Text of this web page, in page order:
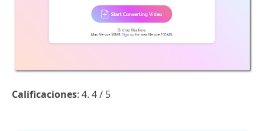
Calificaciones: 4. 4 / 5